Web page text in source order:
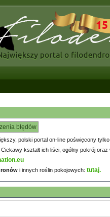
błędów
polski portal on-line poświęcony
kształt ich liści, ogólny pokrój
i innych roślin pokojowych: tutaj.